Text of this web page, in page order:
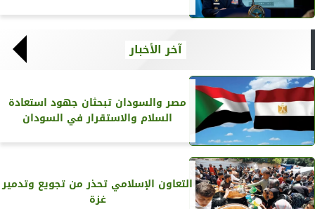
آخر الأخبار
مصر والسودان تبحثان جهود استعادة
السلام والاستقرار في السودان
التعاون الإسلامي تحذر من تجويع وتدمير
غزة